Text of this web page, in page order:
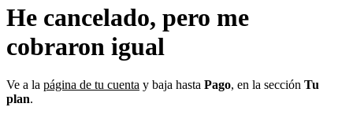
He cancelado, pero me
cobraron igual
Ve a la página de tu cuenta y baja hasta Pago, en la sección Tu
plan.